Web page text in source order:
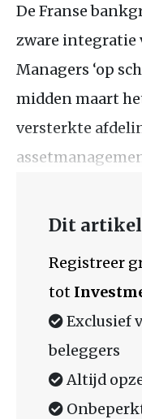
De Franse
zware integratie
Managers ‘op
midden maart
versterkte
Dit artikel
Registreer
tot
Exclusief
beleggers
Altijd